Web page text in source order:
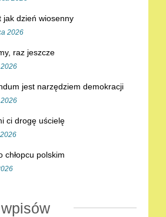
jak dzień wiosenny
2026
raz jeszcze
jest narzędziem demokracji
ci drogę uścielę
chłopcu polskim